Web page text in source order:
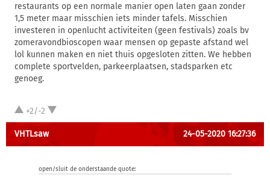
restaurants op een normale manier open laten gaan zonder
1,5 meter maar misschien iets minder tafels. Misschien
investeren in openlucht activiteiten (geen festivals) zoals bv
zomeravondbioscopen waar mensen op gepaste afstand wel
lol kunnen maken en niet thuis opgesloten zitten. We hebben
complete sportvelden, parkeerplaatsen, stadsparken etc
genoeg.
+2/-2
VHTLsaw 24-05-2020 16:27:36
open/sluit de onderstaande quote: